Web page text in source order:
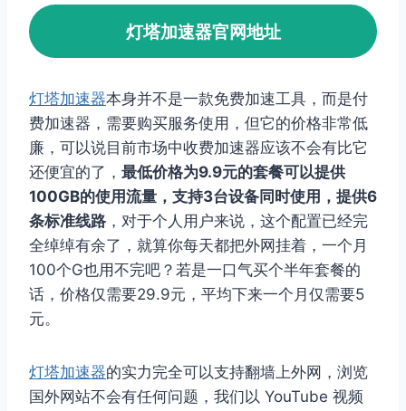
灯塔加速器官网地址
灯塔加速器本身并不是一款免费加速工具，而是付
费加速器，需要购买服务使用，但它的价格非常低
廉，可以说目前市场中收费加速器应该不会有比它
还便宜的了， 最低价格为9.9元的套餐可以提供
100GB的使用流量，支持3台设备同时使用，提供6
条标准线路 ，对于个人用户来说，这个配置已经完
全绰绰有余了，就算你每天都把外网挂着，一个月
100个G也用不完吧？若是一口气买个半年套餐的
话，价格仅需要29.9元，平均下来一个月仅需要5
元。
灯塔加速器的实力完全可以支持翻墙上外网，浏览
国外网站不会有任何问题，我们以 YouTube 视频